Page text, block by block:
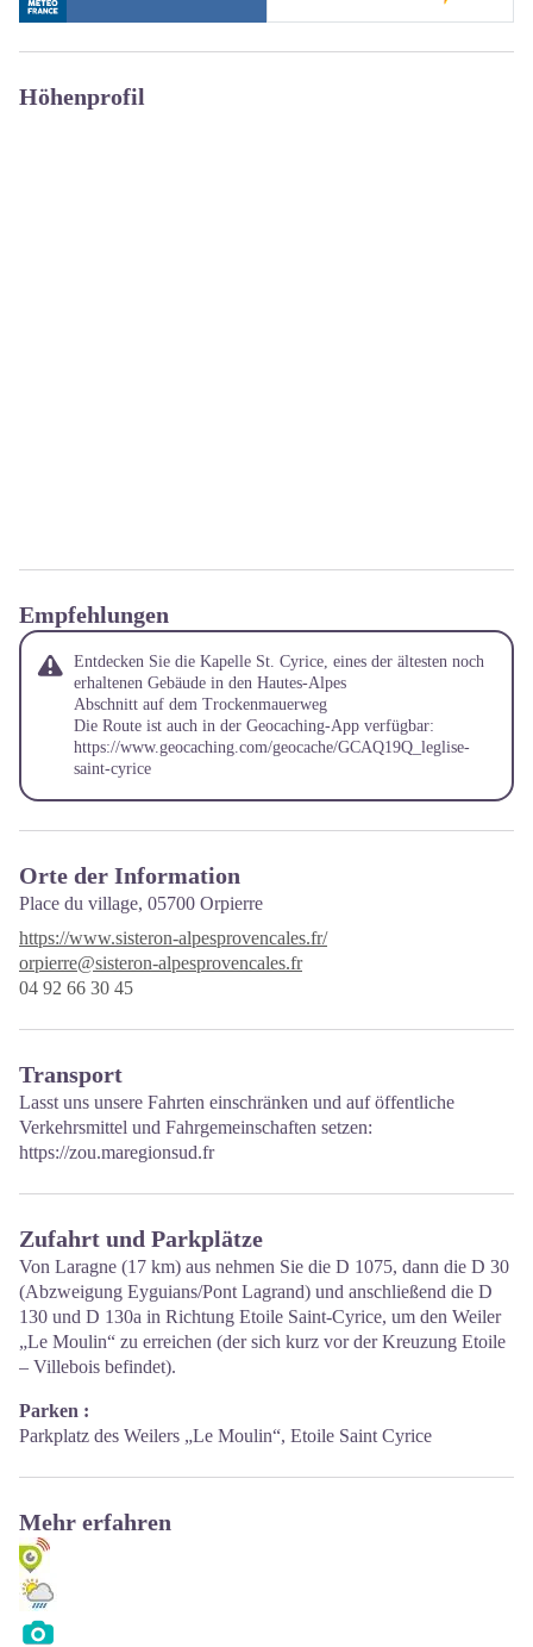
Höhenprofil
Empfehlungen
Entdecken Sie die Kapelle St. Cyrice, eines der ältesten noch
erhaltenen Gebäude in den Hautes-Alpes
Abschnitt auf dem Trockenmauerweg
Die Route ist auch in der Geocaching-App verfügbar:
https://www.geocaching.com/geocache/GCAQ19Q_leglise-
saint-cyrice
Orte der Information
Place du village, 05700 Orpierre
https://www.sisteron-alpesprovencales.fr/
orpierre@sisteron-alpesprovencales.fr
04 92 66 30 45
Transport
Lasst uns unsere Fahrten einschränken und auf öffentliche
Verkehrsmittel und Fahrgemeinschaften setzen:
https://zou.maregionsud.fr
Zufahrt und Parkplätze
Von Laragne (17 km) aus nehmen Sie die D 1075, dann die D 30
(Abzweigung Eyguians/Pont Lagrand) und anschließend die D
130 und D 130a in Richtung Etoile Saint-Cyrice, um den Weiler
„Le Moulin“ zu erreichen (der sich kurz vor der Kreuzung Etoile
– Villebois befindet).
Parken :
Parkplatz des Weilers „Le Moulin“, Etoile Saint Cyrice
Mehr erfahren